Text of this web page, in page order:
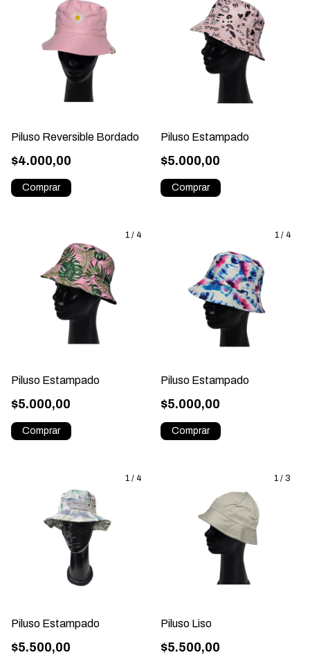
Piluso Reversible Bordado
$4.000,00
Piluso Estampado
$5.000,00
1 / 4
Piluso Estampado
$5.000,00
1 / 4
Piluso Estampado
$5.000,00
1 / 4
Piluso Estampado
$5.500,00
1 / 3
Piluso Liso
$5.500,00